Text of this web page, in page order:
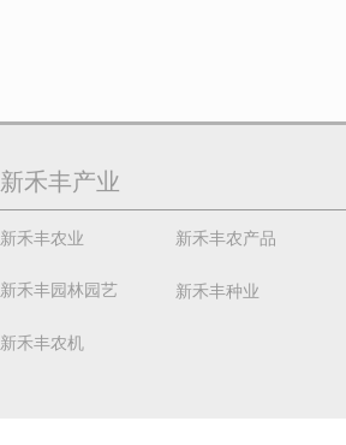
新禾丰产业
新禾丰农业
新禾丰园林园艺
新禾丰农机
新禾丰农产品
新禾丰种业